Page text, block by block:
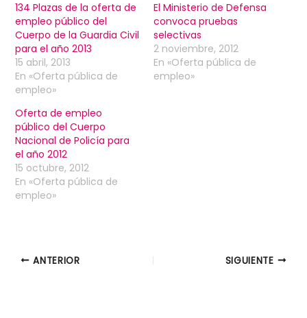
134 Plazas de la oferta de
empleo público del
Cuerpo de la Guardia Civil
para el año 2013
15 abril, 2013
En «Oferta pública de
empleo»
El Ministerio de Defensa
convoca pruebas
selectivas
2 noviembre, 2012
En «Oferta pública de
empleo»
Oferta de empleo
público del Cuerpo
Nacional de Policía para
el año 2012
15 octubre, 2012
En «Oferta pública de
empleo»
ANTERIOR SIGUIENTE